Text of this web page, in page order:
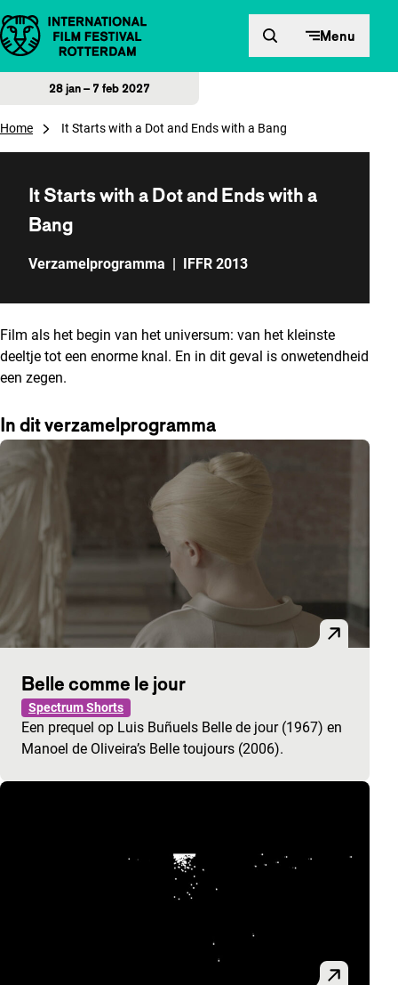
Direct naar inhoud Menu
28 jan – 7 feb 2027
Home It Starts with a Dot and Ends with a Bang
It Starts with a Dot and Ends with a
Bang
Verzamelprogramma | IFFR 2013
Film als het begin van het universum: van het kleinste
deeltje tot een enorme knal. En in dit geval is onwetendheid
een zegen.
In dit verzamelprogramma
Belle comme le jour
Spectrum Shorts
Een prequel op Luis Buñuels Belle de jour (1967) en
Manoel de Oliveira’s Belle toujours (2006).